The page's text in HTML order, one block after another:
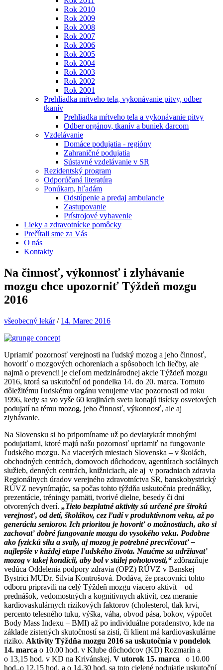
Rok 2010
Rok 2009
Rok 2008
Rok 2007
Rok 2006
Rok 2005
Rok 2004
Rok 2003
Rok 2002
Rok 2001
Prehliadka mŕtveho tela, vykonávanie pitvy, odber
tkanív
Prehliadka mŕtveho tela a vykonávanie pitvy
Odber orgánov, tkanív a buniek darcom
Vzdelávanie
Domáce podujatia - regióny
Zahraničné podujatia
Sústavné vzdelávanie v SR
Rezidentský program
Odporúčaná literatúra
Ponúkam, hľadám
Odstúpenie a predaj ambulancie
Zastupovanie
Prístrojové vybavenie
Lieky a zdravotnícke pomôcky
Prečítali sme za Vás
O nás
Kontakty
Na činnosť, výkonnosť i zlyhávanie
mozgu chce upozorniť Týždeň mozgu
2016
všeobecný lekár/ 14. Marec 2016
Upriamiť pozornosť verejnosti na ľudský mozog a jeho činnosť,
hovoriť o mozgových ochoreniach a spôsoboch ich liečby, ale
najmä o prevencii je cieľom medzinárodnej akcie Týždeň mozgu
2016, ktorá sa uskutoční od pondelka 14. do 20. marca. Tomuto
dôležitému ľudskému orgánu venujeme viac pozornosti od roku
1996, kedy sa vo vyše 60 krajinách sveta konajú tisícky osvetových
podujatí na tému mozog, jeho činnosť, výkonnosť, ale aj
zlyhávanie.
Na Slovensku si ho pripomíname už po deviatykrát mnohými
podujatiami, ktoré majú našu pozornosť upriamiť na fungovanie
ľudského mozgu. Na viacerých miestach Slovenska – v školách,
obchodných centrách, domovoch dôchodcov, agentúrach sociálnych
služieb, denných centrách, knižniciach, ale aj v poradniach zdravia
Regionálnych úradov verejného zdravotníctva SR, banskobystrický
RÚVZ nevynímajúc, sa počas tohto týždňa uskutočnia prednášky,
prezentácie, tréningy pamäti, tvorivé dielne, besedy či dni
otvorených dverí. „Tieto bezplatné aktivity sú určené pre širokú
verejnosť, od detí, školákov, cez ľudí v produktívnom veku, až po
generáciu seniorov. Ich prioritou je hovoriť o možnostiach, ako si
zachovať dobré fungovanie mozgu do vysokého veku. Podobne
ako fyzickú silu a svaly, aj mozog je potrebné precvičovať –
najlepšie v každej etape ľudského života. Naučme sa udržiavať
mozog v takej kondícii, aby bol v stálej pohotovosti,“ zdôrazňuje
vedúca Oddelenia podpory zdravia (OPZ) RÚVZ v Banskej
Bystrici MUDr. Silvia Kontrošová. Dodáva, že pracovníci tohto
odboru pripravili na celý Týždeň mozgu viacero aktivít – od
prednášok, vedomostných a kognitívnych aktivít, cez meranie
kardiovaskulárnych rizikových faktorov (cholesterol, tlak krvi,
percento telesného tuku, výška, váha, obvod pása, bokov, výpočet
Body Mass Indexu – BMI) až po individuálne poradenstvo, kde na
základe zistených skutočností sa zistí, či klient má kardiovaskulárne
riziko. Aktivity Týždňa mozgu 2016 sa uskutočnia v pondelok
14. marca o 10.00 hod. v Klube dôchodcov (KD) Rozmarín a
o 13,15 hod. v KD na Krivánskej. V utorok 15. marca o 10.00
hod.,o 12,15 hod. a o 14.30 hod. sa toto cielené podujatie uskutoční